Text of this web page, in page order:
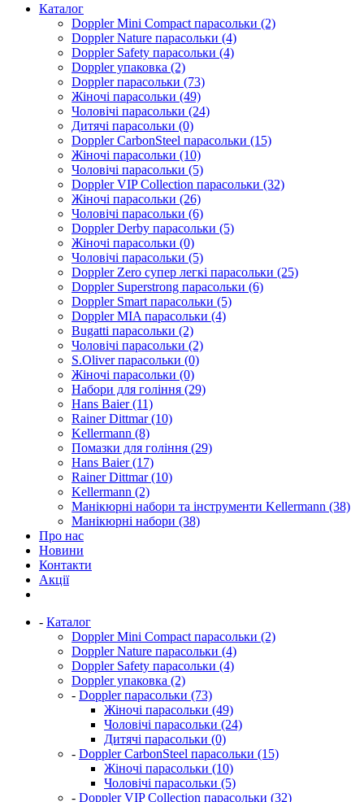
Каталог
Doppler Mini Compact парасольки (2)
Doppler Nature парасольки (4)
Doppler Safety парасольки (4)
Doppler упаковка (2)
Doppler парасольки (73)
Жіночі парасольки (49)
Чоловічі парасольки (24)
Дитячі парасольки (0)
Doppler CarbonSteel парасольки (15)
Жіночі парасольки (10)
Чоловічі парасольки (5)
Doppler VIP Collection парасольки (32)
Жіночі парасольки (26)
Чоловічі парасольки (6)
Doppler Derby парасольки (5)
Жіночі парасольки (0)
Чоловічі парасольки (5)
Doppler Zero супер легкі парасольки (25)
Doppler Superstrong парасольки (6)
Doppler Smart парасольки (5)
Doppler MIA парасольки (4)
Bugatti парасольки (2)
Чоловічі парасольки (2)
S.Oliver парасольки (0)
Жіночі парасольки (0)
Набори для гоління (29)
Hans Baier (11)
Rainer Dittmar (10)
Kellermann (8)
Помазки для гоління (29)
Hans Baier (17)
Rainer Dittmar (10)
Kellermann (2)
Манікюрні набори та інструменти Kellermann (38)
Манікюрні набори (38)
Про нас
Новини
Контакти
Акції
- Каталог
Doppler Mini Compact парасольки (2)
Doppler Nature парасольки (4)
Doppler Safety парасольки (4)
Doppler упаковка (2)
- Doppler парасольки (73)
Жіночі парасольки (49)
Чоловічі парасольки (24)
Дитячі парасольки (0)
- Doppler CarbonSteel парасольки (15)
Жіночі парасольки (10)
Чоловічі парасольки (5)
- Doppler VIP Collection парасольки (32)